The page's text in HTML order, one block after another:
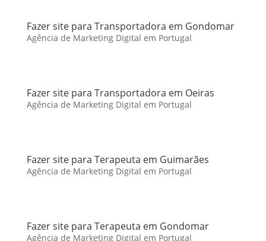
Fazer site para Transportadora em Gondomar
Agência de Marketing Digital em Portugal
Fazer site para Transportadora em Oeiras
Agência de Marketing Digital em Portugal
Fazer site para Terapeuta em Guimarães
Agência de Marketing Digital em Portugal
Fazer site para Terapeuta em Gondomar
Agência de Marketing Digital em Portugal